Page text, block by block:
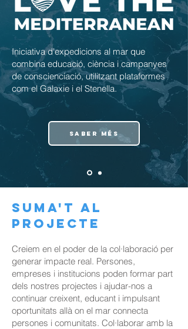
Joves Navegants va néixer amb una
convicció: el mar pot transformar vides.
Des del 1992, apropa el mar joves de
diferents contextos, convertint cada
travessia en una experiència
d'aprenentatge, superació i comunitat.
Iniciativa d'expedicions al mar que
combina educació, ciència i campanyes
de conscienciació, utilitzant plataformes
com el Galaxie i el Stenella.
SABER MÉS
SUMA'T AL
PROJECTE
Creiem en el poder de la col·laboració per
generar impacte real. Persones,
empreses i institucions poden formar part
dels nostres projectes i ajudar-nos a
continuar creixent, educant i impulsant
oportunitats allà on el mar connecta
persones i comunitats. Col·laborar amb la